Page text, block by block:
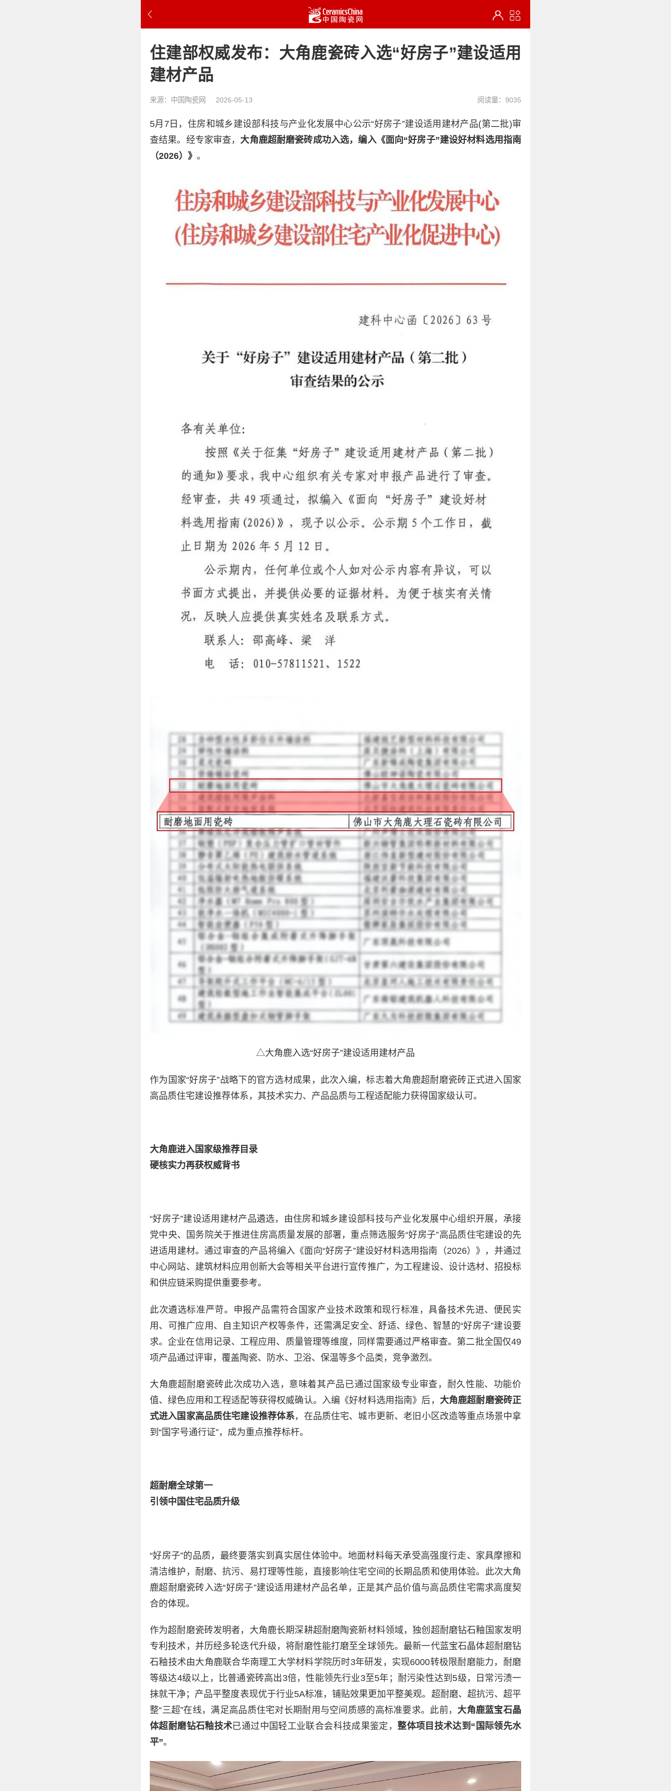
住建部权威发布：大角鹿瓷砖入选“好房子”建设适用
建材产品
来源：中国陶瓷网 2026-05-13 阅读量：9035
5月7日，住房和城乡建设部科技与产业化发展中心公示“好房子”建设适用建材产品(第二批)审
查结果。经专家审查， 大角鹿超耐磨瓷砖成功入选，编入《面向“好房子”建设好材料选用指南
（2026）》 。
△大角鹿入选“好房子”建设适用建材产品
作为国家“好房子”战略下的官方选材成果，此次入编，标志着大角鹿超耐磨瓷砖正式进入国家
高品质住宅建设推荐体系，其技术实力、产品品质与工程适配能力获得国家级认可。
大角鹿进入国家级推荐目录
硬核实力再获权威背书
“好房子”建设适用建材产品遴选，由住房和城乡建设部科技与产业化发展中心组织开展，承接
党中央、国务院关于推进住房高质量发展的部署，重点筛选服务“好房子”高品质住宅建设的先
进适用建材。通过审查的产品将编入《面向“好房子”建设好材料选用指南（2026）》，并通过
中心网站、建筑材料应用创新大会等相关平台进行宣传推广，为工程建设、设计选材、招投标
和供应链采购提供重要参考。
此次遴选标准严苛。申报产品需符合国家产业技术政策和现行标准，具备技术先进、便民实
用、可推广应用、自主知识产权等条件，还需满足安全、舒适、绿色、智慧的“好房子”建设要
求。企业在信用记录、工程应用、质量管理等维度，同样需要通过严格审查。第二批全国仅49
项产品通过评审，覆盖陶瓷、防水、卫浴、保温等多个品类，竞争激烈。
大角鹿超耐磨瓷砖此次成功入选，意味着其产品已通过国家级专业审查，耐久性能、功能价
值、绿色应用和工程适配等获得权威确认。入编《好材料选用指南》后， 大角鹿超耐磨瓷砖正
式进入国家高品质住宅建设推荐体系，在品质住宅、城市更新、老旧小区改造等重点场景中拿
到“国字号通行证”，成为重点推荐标杆。
超耐磨全球第一
引领中国住宅品质升级
“好房子”的品质，最终要落实到真实居住体验中。地面材料每天承受高强度行走、家具摩擦和
清洁维护，耐磨、抗污、易打理等性能，直接影响住宅空间的长期品质和使用体验。此次大角
鹿超耐磨瓷砖入选“好房子”建设适用建材产品名单，正是其产品价值与高品质住宅需求高度契
合的体现。
作为超耐磨瓷砖发明者，大角鹿长期深耕超耐磨陶瓷新材料领域，独创超耐磨钻石釉国家发明
专利技术，并历经多轮迭代升级，将耐磨性能打磨至全球领先。最新一代蓝宝石晶体超耐磨钻
石釉技术由大角鹿联合华南理工大学材料学院历时3年研发，实现6000转极限耐磨能力，耐磨
等级达4级以上，比普通瓷砖高出3倍，性能领先行业3至5年；耐污染性达到5级，日常污渍一
抹就干净；产品平整度表现优于行业5A标准，铺贴效果更加平整美观。超耐磨、超抗污、超平
整“三超”在线，满足高品质住宅对长期耐用与空间质感的高标准要求。此前， 大角鹿蓝宝石晶
体超耐磨钻石釉技术已通过中国轻工业联合会科技成果鉴定，整体项目技术达到 “国际领先水
平”。